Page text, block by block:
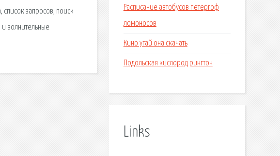
запросов, поиск
волнительные
Расписание автобусов петергоф
ломоносов
Кино угай она скачать
Подольская кислород рингтон
Links